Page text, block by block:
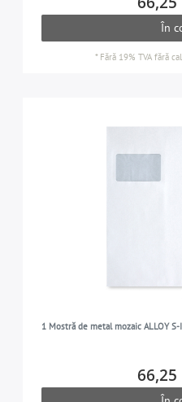
În
* Fără 19% TVAfără
1 Mostră de metal mozaic ALLOY
66,25